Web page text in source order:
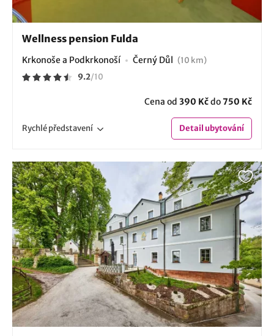
Wellness pension Fulda
Krkonoše a Podkrkonoší Černý Důl (10 km)
9.2/10
Cena od 390 Kčdo750 Kč
Rychlépředstavení Detailubytování